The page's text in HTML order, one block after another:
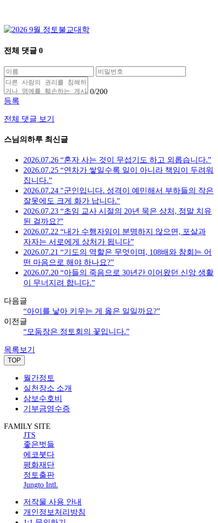
전체 댓글 0
0/200
등록
전체 댓글 보기
스님의하루 최신글
2026.07.26 “혼자 사는 것이 무섭기도 하고 외롭습니다.”
2026.07.25 “연차가 쌓일수록 일이 아니라 책임이 두려워
집니다.”
2026.07.24 "군인입니다. 성격이 예민해서 부하들의 작은
잘못에도 크게 화가 납니다."
2026.07.23 “초임 교사 시절의 20년 묵은 상처, 정말 치유
된 걸까요?”
2026.07.22 “내가 수행자임이 분명하지 않으면, 포살과
자자는 서로에게 상처가 됩니다”
2026.07.21 “기도의 역할은 무엇이며, 108배와 참회는 어
떤 마음으로 해야 하나요?”
2026.07.20 “아들의 죽음으로 30년간 이어왔던 신앙 생활
이 무너지려 합니다.”
다음글
“아이를 낳아 키우는 게 옳은 일일까요?”
이전글
“모둠장은 정토회의 꽃입니다.”
목록보기
TOP
월간정토
실천장소 소개
삼보수호비
기부금영수증
FAMILY SITE
JTS
좋은벗들
에코붓다
평화재단
정토출판
Jungto Intl.
저작물 사용 안내
개인정보처리방침